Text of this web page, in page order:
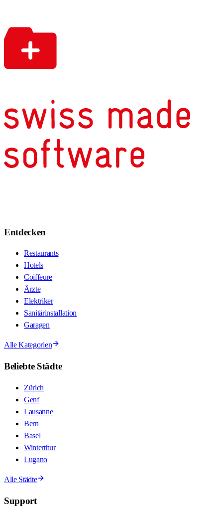
Entdecken
Restaurants
Hotels
Coiffeure
Ärzte
Elektriker
Sanitärinstallation
Garagen
Alle Kategorien
Beliebte Städte
Zürich
Genf
Lausanne
Bern
Basel
Winterthur
Lugano
Alle Städte
Support